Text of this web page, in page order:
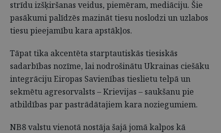
strīdu izšķiršanas veidus, piemēram, mediāciju. Šie
pasākumi palīdzēs mazināt tiesu noslodzi un uzlabos
tiesu pieejamību kara apstākļos.
Tāpat tika akcentēta starptautiskās tiesiskās
sadarbības nozīme, lai nodrošinātu Ukrainas ciešāku
integrāciju Eiropas Savienības tieslietu telpā un
sekmētu agresorvalsts – Krievijas – saukšanu pie
atbildības par pastrādātajiem kara noziegumiem.
NB8 valstu vienotā nostāja šajā jomā kalpos kā